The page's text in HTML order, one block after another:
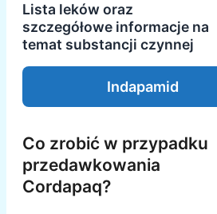
Lista leków oraz
szczegółowe informacje na
temat substancji czynnej
Indapamid
Co zrobić w przypadku
przedawkowania
Cordapaq?